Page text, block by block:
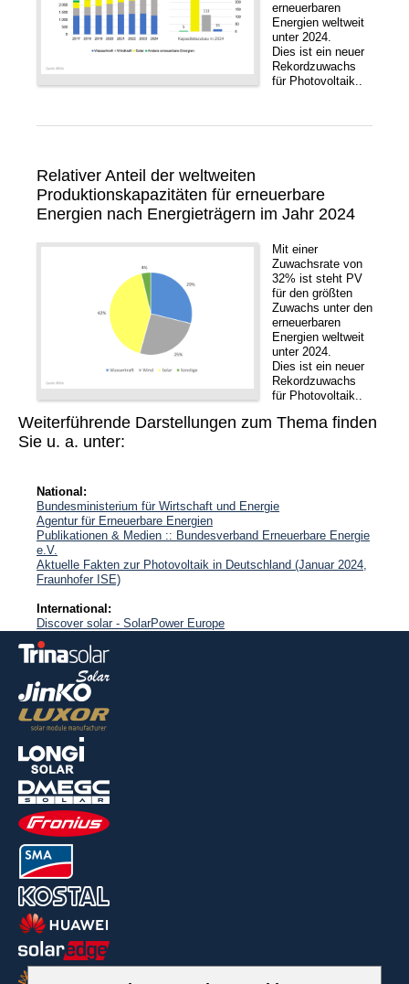
erneuerbaren
Energien weltweit
unter 2024.
Dies ist ein neuer
Rekordzuwachs
für Photovoltaik..
Relativer Anteil der weltweiten
Produktionskapazitäten für erneuerbare
Energien nach Energieträgern im Jahr 2024
Mit einer
Zuwachsrate von
32% ist steht PV
für den größten
Zuwachs unter den
erneuerbaren
Energien weltweit
unter 2024.
Dies ist ein neuer
Rekordzuwachs
für Photovoltaik..
Weiterführende Darstellungen zum Thema finden
Sie u. a. unter:
National:
Bundesministerium für Wirtschaft und Energie
Agentur für Erneuerbare Energien
Publikationen & Medien :: Bundesverband Erneuerbare Energie
e.V.
Aktuelle Fakten zur Photovoltaik in Deutschland (Januar 2024,
Fraunhofer ISE)
International:
Discover solar - SolarPower Europe